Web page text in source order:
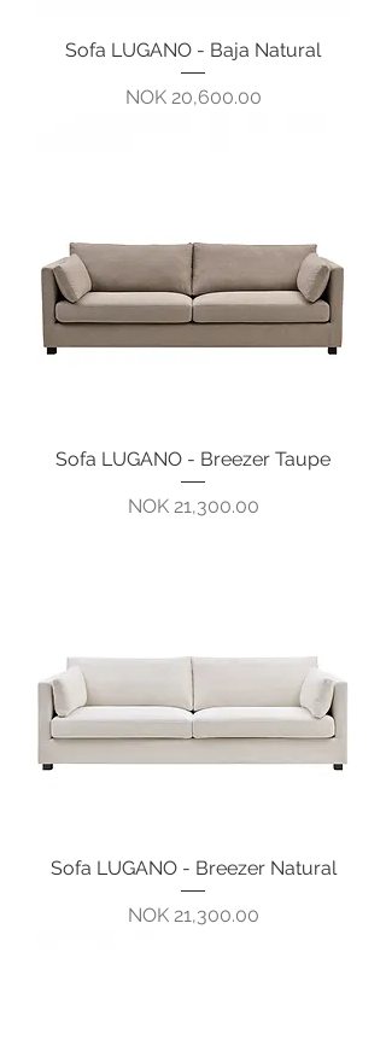
Sofa LUGANO - Baja Natural
Pris
NOK 20,600.00
Sofa LUGANO - Breezer Taupe
Pris
NOK 21,300.00
Sofa LUGANO - Breezer Natural
Pris
NOK 21,300.00